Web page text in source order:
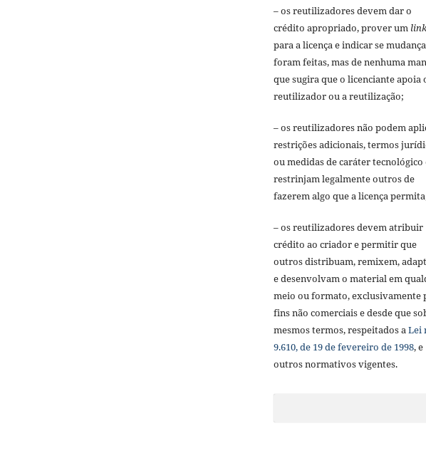
– os reutilizadores devem dar o
crédito apropriado, prover um link
para a licença e indicar se
foram feitas, mas de nenhuma
que sugira que o licenciante apoia
reutilizador ou a reutilização;
– os reutilizadores não podem
restrições adicionais, termos
ou medidas de caráter tecnológico
restrinjam legalmente outros de
fazerem algo que a licença
– os reutilizadores devem atribuir
crédito ao criador e permitir que
outros distribuam, remixem,
e desenvolvam o material em
meio ou formato, exclusivamente
fins não comerciais e desde que
mesmos termos, respeitados aLei
9.610, de 19 de fevereiro de 1998, e
outros normativos vigentes.